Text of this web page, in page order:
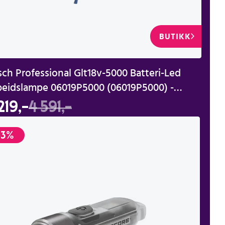
BUTIKK
Professional Glt18v-5000 Batteri-Led
06019P5000 (06019P5000) -
4 591,-